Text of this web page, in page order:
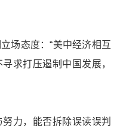
态度：“美中经济相互
求打压遏制中国发展，
力，能否拆除误读误判